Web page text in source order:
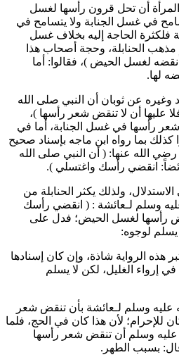
أن تحل قرون رأسها لغسل
في غسل الجنابة ولا يتسامح في
فلكثرة الحاجة إليه بخلاف غسل
الحنابلة، وحجة أصحاب هذا
لغسل الحيض )، فقالوا: أما
لها.
وغيره عن ثوبان أن النبي صلى الله
فلا عليها أن لا تنقض شعر رأسها )،
شعر رأسها في غسل الجنابة، أما في
بما رواه ابن ماجه بإسناد صحيح
رضي الله عنها: ( أن النبي صلى الله
انقضي رأسك واغتسلي ).
ولذلك يكثر الحنابلة من
وسلم لـعائشة : ( انقضي رأسك
رأسها لغسل الحيض؛ فدل على
يسلم لوجوه:
هذه الرواية شاذة، وإن كان إسنادها
في إرواء الغليل، لكن لا يسلم
عليه وسلم لـعائشة بأن تنقض شعر
للإحرام؛ لأن هذا كان في الحج، فلما
عليه وسلم أن تنقض شعر رأسها
بسبب الطهر.